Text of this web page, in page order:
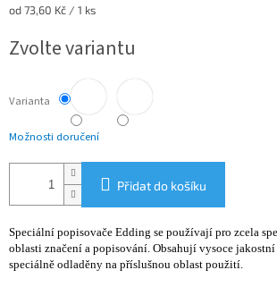
Měrná
od 73,60 Kč / 1 ks
Zvolte variantu
Varianta
Možnosti doručení
Přidat do košíku
Speciální popisovače Edding se používají pro zcela
oblasti značení a popisování. Obsahují vysoce jakostní
speciálně odladěny na příslušnou oblast použití.